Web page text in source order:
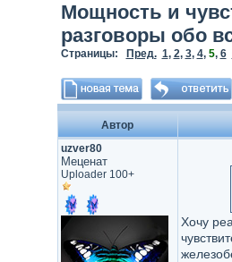
Мощность и
разговоры обо
Страницы: Пред. 1, 2, 3, 4, 5, 6
Автор
uzver80
Меценат
Uploader 100+
Хочу